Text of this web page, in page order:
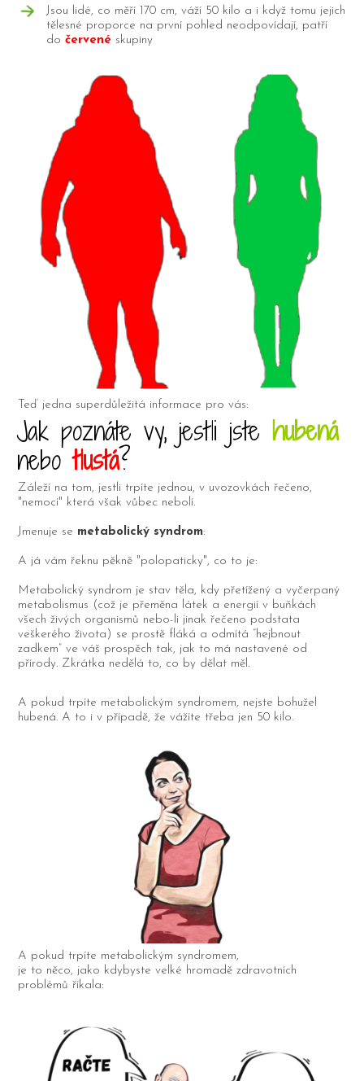
Jsou lidé, co měří 170 cm, váží 50 kilo a i když tomu jejich
tělesné proporce na první pohled neodpovídají, patří
dočervené skupiny
Teď jedna superdůležitá informace pro vás:
Jak poznáte vy, jestli jste hubená
nebotlustá?
Záleží na tom, jestli trpíte jednou, v uvozovkách řečeno,
"nemocí" která však vůbec nebolí.
Jmenuje se metabolický syndrom:
A já vám řeknu pěkně "polopaticky", co to je:
Metabolický syndrom je stav těla, kdy přetížený a vyčerpaný
metabolismus (což je přeměna látek a energií v buňkách
všech živých organismů nebo-li jinak řečeno podstata
veškerého života) se prostě fláká a odmítá “hejbnout
zadkem” ve váš prospěch tak, jak to má nastavené od
přírody. Zkrátka nedělá to, co by dělat měl.
A pokud trpíte metabolickým syndromem, nejste bohužel
hubená. A to i v případě, že vážíte třeba jen 50 kilo.
A pokud trpíte metabolickým syndromem,
je to něco, jako kdybyste velké hromadě zdravotních
problémů říkala: